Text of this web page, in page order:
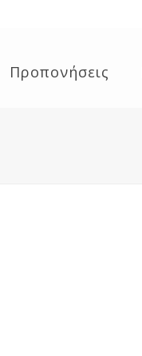
Προπονήσεις